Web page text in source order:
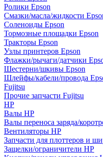
Ролики Epson
Смазки/масла/жидкости
Соленоиды Epson
Тормозные площадки Epson
Тракторы Epson
Узлы принтеров Epson
Флажки/рычаги/датчики
Шестерни/шкивы Epson
Шлейфы/кабели/провода
Fujitsu
Прочие запчасти Fujitsu
HP
Валы HP
Валы переноса заряда/
Вентиляторы HP
Запчасти для плоттеров и
Защелки/ограничители HP